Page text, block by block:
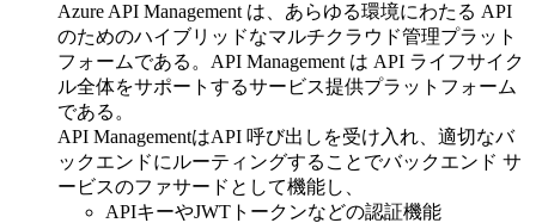
Azure API Management は、あらゆる環境にわたる API
のためのハイブリッドなマルチクラウド管理プラット
フォームである。API Management は API ライフサイク
ル全体をサポートするサービス提供プラットフォーム
である。
API ManagementはAPI 呼び出しを受け入れ、適切なバ
ックエンドにルーティングすることでバックエンド サ
ービスのファサードとして機能し、
APIキーやJWTトークンなどの認証機能